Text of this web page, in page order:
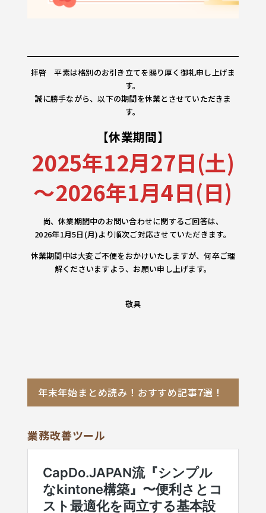
拝啓 平素は格別のお引き立てを賜り厚く御礼申し上げま
す。
誠に勝手ながら、以下の期間を休業とさせていただきま
す。
【休業期間】
2025年12月27日(土)
～2026年1月4日(日)
尚、休業期間中のお問い合わせに関するご回答は、
2026年1月5日(月)より順次ご対応させていただきます。
休業期間中は大変ご不便をおかけいたしますが、何卒ご理
解くださいますよう、お願い申し上げます。
敬具
年末年始まとめ読み！おすすめ記事7選！
業務改善ツール